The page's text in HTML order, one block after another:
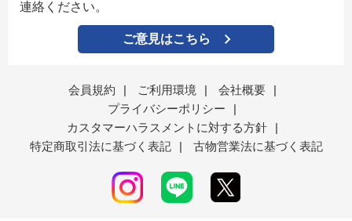
連絡ください。
ご意見はこちら
会員規約 | ご利用環境 | 会社概要
|
プライバシーポリシー
|
カスタマーハラスメントに対する方針
|
特定商取引法に基づく表記
| 古物営業法に基づく表記